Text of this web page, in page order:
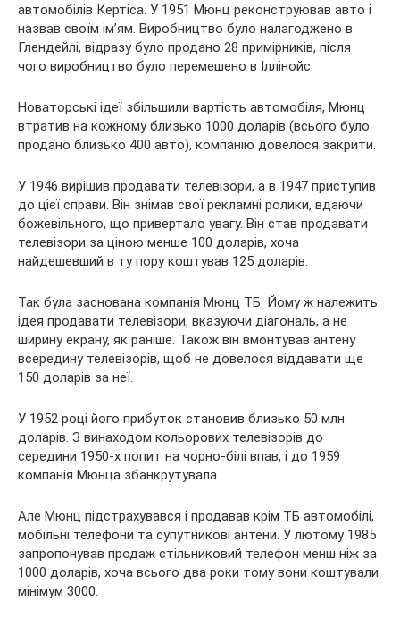
автомобілів Кертіса. У 1951 Мюнц реконструював авто і
назвав своїм ім’ям. Виробництво було налагоджено в
Глендейлі, відразу було продано 28 примірників, після
чого виробництво було перемешено в Іллінойс.
Новаторські ідеї збільшили вартість автомобіля, Мюнц
втратив на кожному близько 1000 доларів (всього було
продано близько 400 авто), компанію довелося закрити.
У 1946 вирішив продавати телевізори, а в 1947 приступив
до цієї справи. Він знімав свої рекламні ролики, вдаючи
божевільного, що привертало увагу. Він став продавати
телевізори за ціною менше 100 доларів, хоча
найдешевший в ту пору коштував 125 доларів.
Так була заснована компанія Мюнц ТБ. Йому ж належить
ідея продавати телевізори, вказуючи діагональ, а не
ширину екрану, як раніше. Також він вмонтував антену
всередину телевізорів, щоб не довелося віддавати ще
150 доларів за неї.
У 1952 році його прибуток становив близько 50 млн
доларів. З винаходом кольорових телевізорів до
середини 1950-х попит на чорно-білі впав, і до 1959
компанія Мюнца збанкрутувала.
Але Мюнц підстрахувався і продавав крім ТБ автомобілі,
мобільні телефони та супутникові антени. У лютому 1985
запропонував продаж стільниковий телефон менш ніж за
1000 доларів, хоча всього два роки тому вони коштували
мінімум 3000.